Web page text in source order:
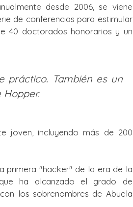
desde 2006, se viene
de conferencias para estimular
40 doctorados honorarios y un
práctico. También es un
joven, incluyendo más de 200
primera "hacker" de la era de la
ha alcanzado el grado de
los sobrenombres de Abuela